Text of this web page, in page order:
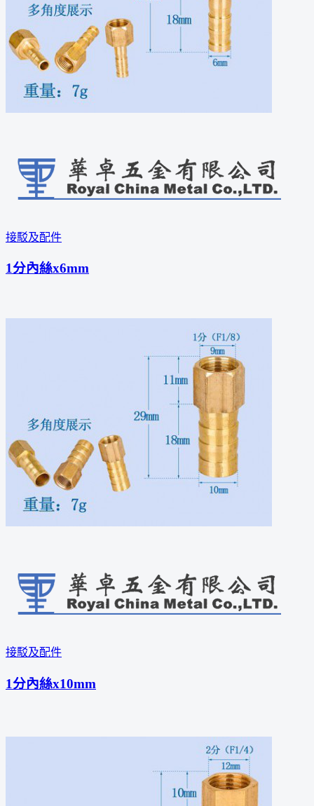
接駁及配件
1分內絲x6mm
接駁及配件
1分內絲x10mm